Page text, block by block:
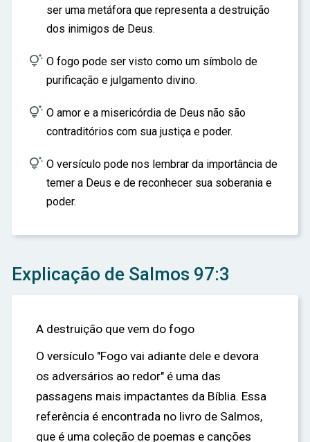
ser uma metáfora que representa a destruição
dos inimigos de Deus.
 O fogo pode ser visto como um símbolo de
purificação e julgamento divino.
 O amor e a misericórdia de Deus não são
contraditórios com sua justiça e poder.
 O versículo pode nos lembrar da importância de
temer a Deus e de reconhecer sua soberania e
poder.
Explicação de Salmos 97:3
A destruição que vem do fogo
O versículo "Fogo vai adiante dele e devora
os adversários ao redor" é uma das
passagens mais impactantes da Bíblia. Essa
referência é encontrada no livro de Salmos,
que é uma coleção de poemas e canções